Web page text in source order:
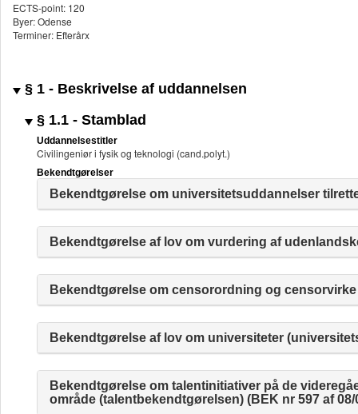
ECTS-point: 120
Byer: Odense
Terminer: Efterårx
§ 1 - Beskrivelse af uddannelsen
§ 1.1 - Stamblad
Uddannelsestitler
Civilingeniør i fysik og teknologi (cand.polyt.)
Bekendtgørelser
Bekendtgørelse om universitetsuddannelser
Bekendtgørelse af lov om vurdering af
Bekendtgørelse om censorordning og censorvirke
Bekendtgørelse af lov om universiteter
Bekendtgørelse om talentinitiativer på de
område (talentbekendtgørelsen) (BEK nr 597 af 08/